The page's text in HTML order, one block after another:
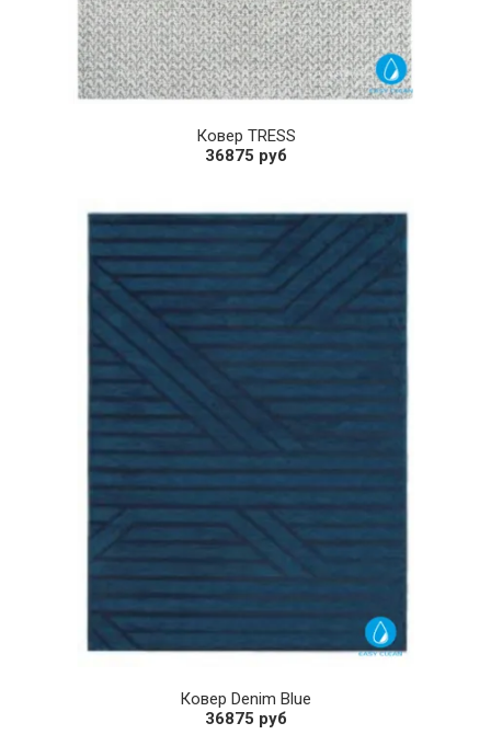
Ковер TRESS
36875 руб
Ковер Denim Blue
36875 руб